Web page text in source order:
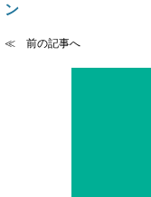
ン
≪ 前の記事へ